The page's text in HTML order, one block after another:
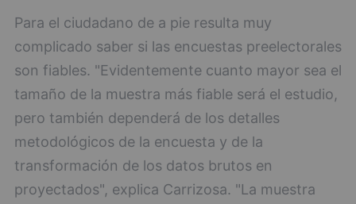
Para el ciudadano de a pie resulta muy
complicado saber si las encuestas preelectorales
son fiables. "Evidentemente cuanto mayor sea el
tamaño de la muestra más fiable será el estudio,
pero también dependerá de los detalles
metodológicos de la encuesta y de la
transformación de los datos brutos en
proyectados", explica Carrizosa. "La muestra